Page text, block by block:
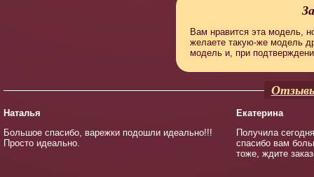
Вам нравится эта модель,
желаете такую-же модель
модель и, при
Наталья
Большое спасибо, варежки подошли идеально!!!
Просто идеально.
Екатерина
Получила
спасибо вам
тоже, ждите